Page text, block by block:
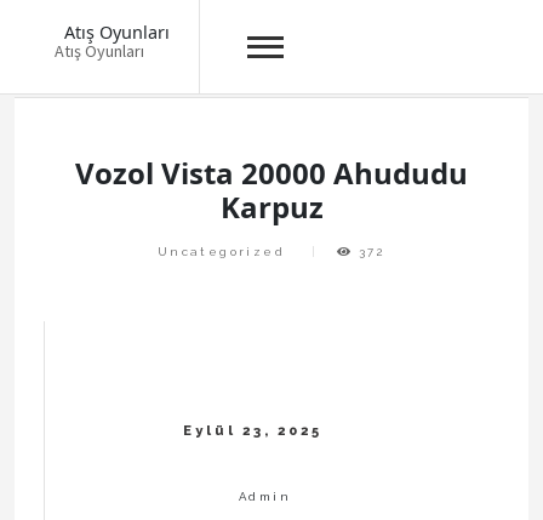
Atış Oyunları
Atış Oyunları
Vozol Vista 20000 Ahududu
Karpuz
Uncategorized 372